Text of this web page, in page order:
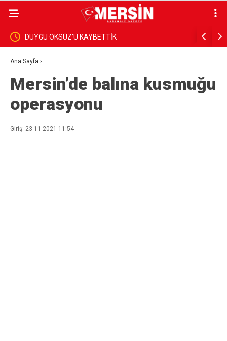
DUYGU ÖKSÜZ’Ü KAYBETTİK BAŞKAN
Ana Sayfa ›
Mersin’de balına kusmuğu
operasyonu
Giriş: 23-11-2021 11:54